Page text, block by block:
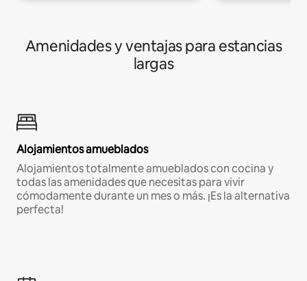
Amenidades y ventajas para estancias
largas
Alojamientos amueblados
Alojamientos totalmente amueblados con cocina y
todas las amenidades que necesitas para vivir
cómodamente durante un mes o más. ¡Es la alternativa
perfecta!